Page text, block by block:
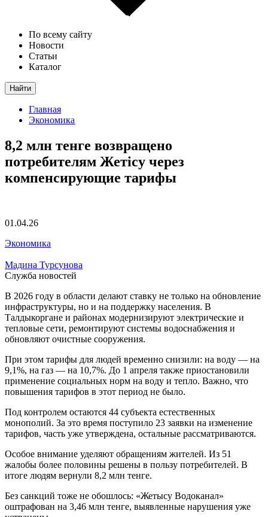
По всему сайту
Новости
Статьи
Каталог
Найти
Главная
Экономика
8,2 млн тенге возвращено
потребителям Жетісу через
компенсирующие тарифы
01.04.26
Экономика
Мадина Турсунова
Служба новостей
В 2026 году в области делают ставку не только на обновление
инфраструктуры, но и на поддержку населения. В
Талдыкоргане и районах модернизируют электрические и
тепловые сети, ремонтируют системы водоснабжения и
обновляют очистные сооружения.
При этом тарифы для людей временно снизили: на воду — на
9,1%, на газ — на 10,7%. До 1 апреля также приостановили
применение социальных норм на воду и тепло. Важно, что
повышения тарифов в этот период не было.
Под контролем остаются 44 субъекта естественных
монополий. За это время поступило 23 заявки на изменение
тарифов, часть уже утверждена, остальные рассматриваются.
Особое внимание уделяют обращениям жителей. Из 51
жалобы более половины решены в пользу потребителей. В
итоге людям вернули 8,2 млн тенге.
Без санкций тоже не обошлось: «Жетысу Водоканал»
оштрафован на 3,46 млн тенге, выявленные нарушения уже